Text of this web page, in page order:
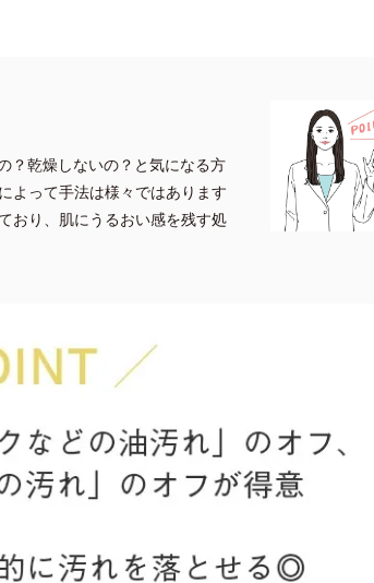
？乾燥しないの？と気になる方
よって手法は様々ではあります
おり、肌にうるおい感を残す処